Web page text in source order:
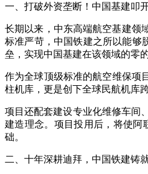
一、打破外资垄断！中国基建叩
长期以来，中东高端航空基建领
标准严苛，中国铁建之所以能够
垒，实现中国基建在该领域的零的
作为全球顶级标准的航空维保项
柱机库，更是创下全球民航机库
项目还配套建设专业化维修车间
建造理念。项目投用后，将使阿
础。
二、十年深耕迪拜，中国铁建铸